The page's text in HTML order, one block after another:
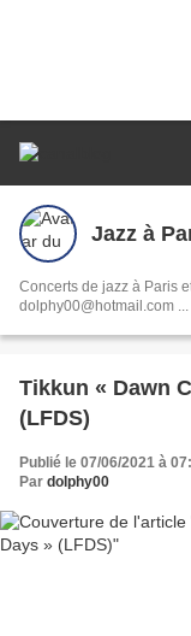
Jazz à
Concerts de jazz à Paris
dolphy00@hotmail.com ...
Tikkun « Dawn
(LFDS)
Publié le 07/06/2021 à
Par dolphy00